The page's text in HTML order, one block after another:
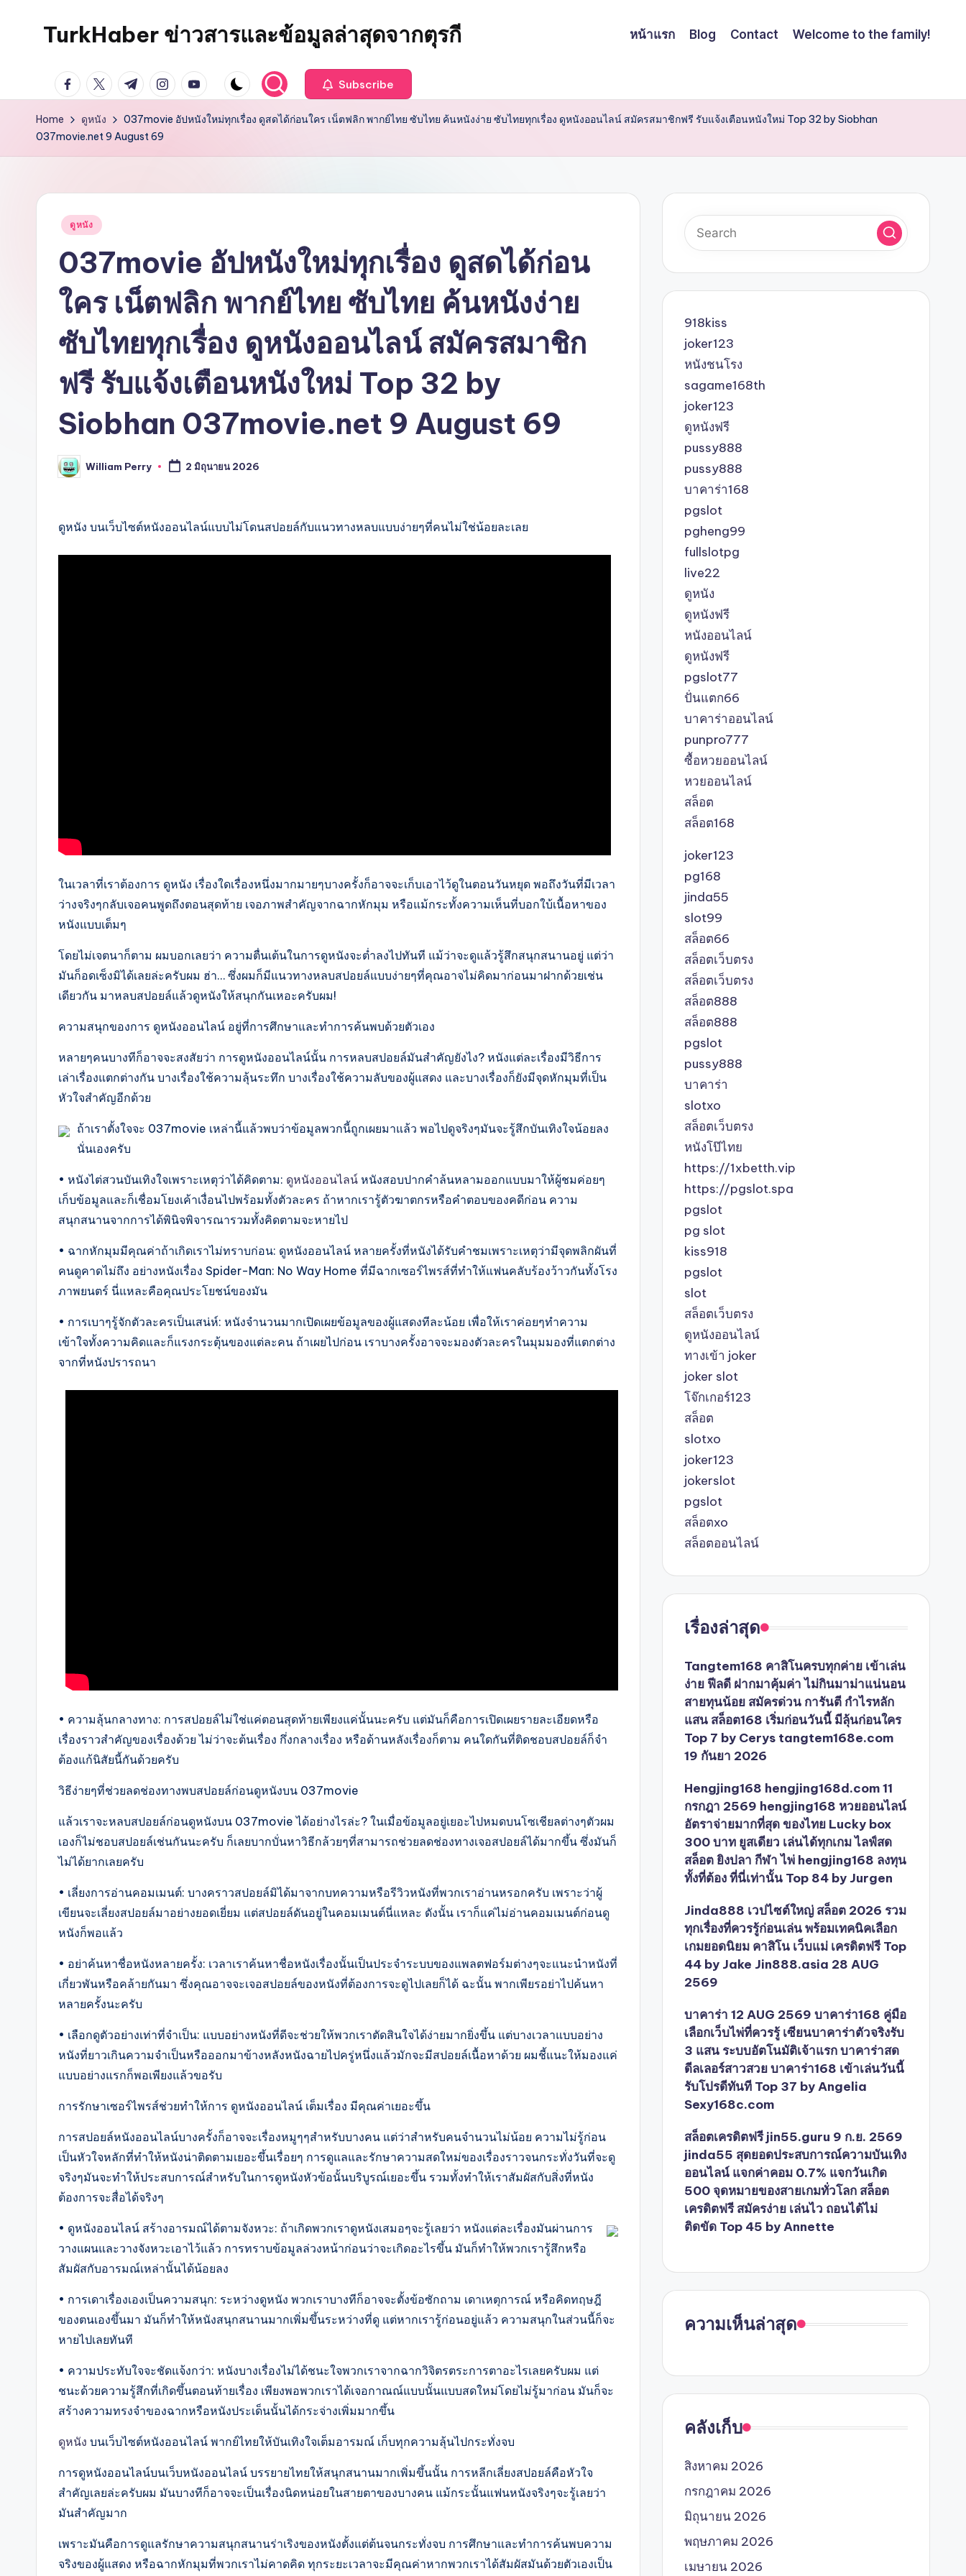
TurkHaber ข่าวสารและข้อมูลล่าสุดจากตุรกี หน้าแรก Blog Contact Welcome to the family!
facebook.com
twitter.com
t.me instagram.com
youtube.com Subscribe
Home ดูหนัง
037movie อัปหนังใหม่ทุกเรื่อง ดูสดได้ก่อนใคร เน็ตฟลิก พากย์ไทย ซับไทย ค้นหนังง่าย ซับไทยทุกเรื่อง ดูหนังออนไลน์ สมัครสมาชิกฟรี รับแจ้งเตือนหนังใหม่ Top 32 by Siobhan
037movie.net 9 August 69
Posted
ดูหนัง
037movie อัปหนังใหม่ทุกเรื่อง ดูสดได้ก่อน
ใคร เน็ตฟลิก พากย์ไทย ซับไทย ค้นหนังง่าย
ซับไทยทุกเรื่อง ดูหนังออนไลน์ สมัครสมาชิก
ฟรี รับแจ้งเตือนหนังใหม่ Top 32 by
Siobhan 037movie.net 9 August 69
Posted
by
William Perry 2 มิถุนายน 2026
ดูหนัง บนเว็บไซต์หนังออนไลน์แบบไม่โดนสปอยล์กับแนวทางหลบแบบง่ายๆที่คนไม่ใช่น้อยละเลย
ในเวลาที่เราต้องการ ดูหนัง เรื่องใดเรื่องหนึ่งมากมายๆบางครั้งก็อาจจะเก็บเอาไว้ดูในตอนวันหยุด พอถึงวันที่มีเวลา
ว่างจริงๆกลับเจอคนพูดถึงตอนสุดท้าย เจอภาพสำคัญจากฉากหักมุม หรือแม้กระทั้งความเห็นที่บอกใบ้เนื้อหาของ
หนังแบบเต็มๆ
โดยไม่เจตนาก็ตาม ผมบอกเลยว่า ความตื่นเต้นในการดูหนังจะต่ำลงไปทันที แม้ว่าจะดูแล้วรู้สึกสนุกสนานอยู่ แต่ว่า
มันก็อดเซ็งมิได้เลยล่ะครับผม ฮ่า… ซึ่งผมก็มีแนวทางหลบสปอยล์แบบง่ายๆที่คุณอาจไม่คิดมาก่อนมาฝากด้วยเช่น
เดียวกัน มาหลบสปอยล์แล้วดูหนังให้สนุกกันเหอะครับผม!
ความสนุกของการ ดูหนังออนไลน์ อยู่ที่การศึกษาและทำการค้นพบด้วยตัวเอง
หลายๆคนบางทีก็อาจจะสงสัยว่า การดูหนังออนไลน์นั้น การหลบสปอยล์มันสำคัญยังไง? หนังแต่ละเรื่องมีวิธีการ
เล่าเรื่องแตกต่างกัน บางเรื่องใช้ความลุ้นระทึก บางเรื่องใช้ความลับของผู้แสดง และบางเรื่องก็ยังมีจุดหักมุมที่เป็น
หัวใจสำคัญอีกด้วย
ถ้าเราตั้งใจจะ 037movie เหล่านี้แล้วพบว่าข้อมูลพวกนี้ถูกเผยมาแล้ว พอไปดูจริงๆมันจะรู้สึกบันเทิงใจน้อยลง
นั่นเองครับ
• หนังไต่สวนบันเทิงใจเพราะเหตุว่าได้คิดตาม: ดูหนังออนไลน์ หนังสอบปากคำล้นหลามออกแบบมาให้ผู้ชมค่อยๆ
เก็บข้อมูลและก็เชื่อมโยงเค้าเงื่อนไปพร้อมทั้งตัวละคร ถ้าหากเรารู้ตัวฆาตกรหรือคำตอบของคดีก่อน ความ
สนุกสนานจากการได้พินิจพิจารณารวมทั้งคิดตามจะหายไป
• ฉากหักมุมมีคุณค่าถ้าเกิดเราไม่ทราบก่อน: ดูหนังออนไลน์ หลายครั้งที่หนังได้รับคำชมเพราะเหตุว่ามีจุดพลิกผันที่
คนดูคาดไม่ถึง อย่างหนังเรื่อง Spider-Man: No Way Home ที่มีฉากเซอร์ไพรส์ที่ทำให้แฟนคลับร้องว้าวกันทั้งโรง
ภาพยนตร์ นี่แหละคือคุณประโยชน์ของมัน
• การเบาๆรู้จักตัวละครเป็นเสน่ห์: หนังจำนวนมากเปิดเผยข้อมูลของผู้แสดงทีละน้อย เพื่อให้เราค่อยๆทำความ
เข้าใจทั้งความคิดและก็แรงกระตุ้นของแต่ละคน ถ้าเผยไปก่อน เราบางครั้งอาจจะมองตัวละครในมุมมองที่แตกต่าง
จากที่หนังปรารถนา
• ความลุ้นกลางทาง: การสปอยล์ไม่ใช่แค่ตอนสุดท้ายเพียงแค่นั้นนะครับ แต่มันก็คือการเปิดเผยรายละเอียดหรือ
เรื่องราวสำคัญของเรื่องด้วย ไม่ว่าจะต้นเรื่อง กึ่งกลางเรื่อง หรือด้านหลังเรื่องก็ตาม คนใดกันที่ติดชอบสปอยล์ก็จำ
ต้องแก้นิสัยนี้กันด้วยครับ
วิธีง่ายๆที่ช่วยลดช่องทางพบสปอยล์ก่อนดูหนังบน 037movie
แล้วเราจะหลบสปอยล์ก่อนดูหนังบน 037movie ได้อย่างไรล่ะ? ในเมื่อข้อมูลอยู่เยอะไปหมดบนโซเชียลต่างๆตัวผม
เองก็ไม่ชอบสปอยล์เช่นกันนะครับ ก็เลยบากบั่นหาวิธีกล้วยๆที่สามารถช่วยลดช่องทางเจอสปอยล์ได้มากขึ้น ซึ่งมันก็
ไม่ได้ยากเลยครับ
• เลี่ยงการอ่านคอมเมนต์: บางคราวสปอยล์มิได้มาจากบทความหรือรีวิวหนังที่พวกเราอ่านหรอกครับ เพราะว่าผู้
เขียนจะเลี่ยงสปอยล์มาอย่างยอดเยี่ยม แต่สปอยล์ดันอยู่ในคอมเมนต์นี่แหละ ดังนั้น เราก็แค่ไม่อ่านคอมเมนต์ก่อนดู
หนังก็พอแล้ว
• อย่าค้นหาชื่อหนังหลายครั้ง: เวลาเราค้นหาชื่อหนังเรื่องนั้นเป็นประจำระบบของแพลตฟอร์มต่างๆจะแนะนำหนังที่
เกี่ยวพันหรือคล้ายกันมา ซึ่งคุณอาจจะเจอสปอยล์ของหนังที่ต้องการจะดูไปเลยก็ได้ ฉะนั้น พากเพียรอย่าไปค้นหา
หลายครั้งนะครับ
• เลือกดูตัวอย่างเท่าที่จำเป็น: แบบอย่างหนังที่ดีจะช่วยให้พวกเราตัดสินใจได้ง่ายมากยิ่งขึ้น แต่บางเวลาแบบอย่าง
หนังที่ยาวเกินความจำเป็นหรือออกมาข้างหลังหนังฉายไปครู่หนึ่งแล้วมักจะมีสปอยล์เนื้อหาด้วย ผมชี้แนะให้มองแค่
แบบอย่างแรกก็พอเพียงแล้วขอรับ
การรักษาเซอร์ไพรส์ช่วยทำให้การ ดูหนังออนไลน์ เต็มเรื่อง มีคุณค่าเยอะขึ้น
การสปอยล์หนังออนไลน์บางครั้งก็อาจจะเรื่องหมูๆๆสำหรับบางคน แต่ว่าสำหรับคนจำนวนไม่น้อย ความไม่รู้ก่อน
เป็นหัวใจหลักที่ทำให้หนังน่าติดตามเยอะขึ้นเรื่อยๆ การดูแลและรักษาความสดใหม่ของเรื่องราวจนกระทั่งวันที่จะดู
จริงๆมันจะทำให้ประสบการณ์สำหรับในการดูหนังหัวข้อนั้นบริบูรณ์เยอะขึ้น รวมทั้งทำให้เราสัมผัสกับสิ่งที่หนัง
ต้องการจะสื่อได้จริงๆ
• ดูหนังออนไลน์ สร้างอารมณ์ได้ตามจังหวะ: ถ้าเกิดพวกเราดูหนังเสมอๆจะรู้เลยว่า หนังแต่ละเรื่องมันผ่านการ
วางแผนและวางจังหวะเอาไว้แล้ว การทราบข้อมูลล่วงหน้าก่อนว่าจะเกิดอะไรขึ้น มันก็ทำให้พวกเรารู้สึกหรือ
สัมผัสกับอารมณ์เหล่านั้นได้น้อยลง
• การเดาเรื่องเองเป็นความสนุก: ระหว่างดูหนัง พวกเราบางทีก็อาจจะตั้งข้อซักถาม เดาเหตุการณ์ หรือคิดทฤษฎี
ของตนเองขึ้นมา มันก็ทำให้หนังสนุกสนานมากเพิ่มขึ้นระหว่างที่ดู แต่หากเรารู้ก่อนอยู่แล้ว ความสนุกในส่วนนี้ก็จะ
หายไปเลยทันที
• ความประทับใจจะชัดแจ้งกว่า: หนังบางเรื่องไม่ได้ชนะใจพวกเราจากฉากวิจิตรตระการตาอะไรเลยครับผม แต่
ชนะด้วยความรู้สึกที่เกิดขึ้นตอนท้ายเรื่อง เพียงพอพวกเราได้เจอกาณณ์แบบนั้นแบบสดใหม่โดยไม่รู้มาก่อน มันก็จะ
สร้างความทรงจำของฉากหรือหนังประเด็นนั้นได้กระจ่างเพิ่มมากขึ้น
ดูหนัง บนเว็บไซต์หนังออนไลน์ พากย์ไทยให้บันเทิงใจเต็มอารมณ์ เก็บทุกความลุ้นไปกระทั่งจบ
การดูหนังออนไลน์บนเว็บหนังออนไลน์ บรรยายไทยให้สนุกสนานมากเพิ่มขึ้นนั้น การหลีกเลี่ยงสปอยล์คือหัวใจ
สำคัญเลยล่ะครับผม มันบางทีก็อาจจะเป็นเรื่องนิดหน่อยในสายตาของบางคน แม้กระนั้นแฟนหนังจริงๆจะรู้เลยว่า
มันสำคัญมาก
เพราะมันคือการดูแลรักษาความสนุกสนานร่าเริงของหนังตั้งแต่ต้นจนกระทั่งจบ การศึกษาและทำการค้นพบความ
จริงของผู้แสดง หรือฉากหักมุมที่พวกเราไม่คาดคิด ทุกระยะเวลาจะมีคุณค่าหากพวกเราได้สัมผัสมันด้วยตัวเองเป็น
918kiss
joker123
หนังชนโรง
sagame168th
joker123
ดูหนังฟรี
pussy888
pussy888
บาคาร่า168
pgslot
pgheng99
fullslotpg
live22
ดูหนัง
ดูหนังฟรี
หนังออนไลน์
ดูหนังฟรี
pgslot77
ปั่นแตก66
บาคาร่าออนไลน์
punpro777
ซื้อหวยออนไลน์
หวยออนไลน์
สล็อต
สล็อต168
joker123
pg168
jinda55
slot99
สล็อต66
สล็อตเว็บตรง
สล็อตเว็บตรง
สล็อต888
สล็อต888
pgslot
pussy888
บาคาร่า
slotxo
สล็อตเว็บตรง
หนังโป๊ไทย
https://1xbetth.vip
https://pgslot.spa
pgslot
pg slot
kiss918
pgslot
slot
สล็อตเว็บตรง
ดูหนังออนไลน์
ทางเข้า joker
joker slot
โจ๊กเกอร์123
สล็อต
slotxo
joker123
jokerslot
pgslot
สล็อตxo
สล็อตออนไลน์
เรื่องล่าสุด
Tangtem168 คาสิโนครบทุกค่าย เข้าเล่น
ง่าย ฟีลดี ฝากมาคุ้มค่า ไม่กินมาม่าแน่นอน
สายทุนน้อย สมัครด่วน การันตี กำไรหลัก
แสน สล็อต168 เริ่มก่อนวันนี้ มีลุ้นก่อนใคร
Top 7 by Cerys tangtem168e.com
19 กันยา 2026
Hengjing168 hengjing168d.com 11
กรกฎา 2569 hengjing168 หวยออนไลน์
อัตราจ่ายมากที่สุด ของไทย Lucky box
300 บาท ยูสเดียว เล่นได้ทุกเกม ไลฟ์สด
สล็อต ยิงปลา กีฬา ไพ่ hengjing168 ลงทุน
ทั้งที่ต้อง ที่นี่เท่านั้น Top 84 by Jurgen
Jinda888 เวปไซต์ใหญ่ สล็อต 2026 รวม
ทุกเรื่องที่ควรรู้ก่อนเล่น พร้อมเทคนิคเลือก
เกมยอดนิยม คาสิโน เว็บแม่ เครดิตฟรี Top
44 by Jake Jin888.asia 28 AUG
2569
บาคาร่า 12 AUG 2569 บาคาร่า168 คู่มือ
เลือกเว็บไพ่ที่ควรรู้ เซียนบาคาร่าตัวจริงรับ
3 แสน ระบบอัตโนมัติเจ้าแรก บาคาร่าสด
ดีลเลอร์สาวสวย บาคาร่า168 เข้าเล่นวันนี้
รับโปรดีทันที Top 37 by Angelia
Sexy168c.com
สล็อตเครดิตฟรี jin55.guru 9 ก.ย. 2569
jinda55 สุดยอดประสบการณ์ความบันเทิง
ออนไลน์ แจกค่าคอม 0.7% แจกวันเกิด
500 จุดหมายของสายเกมทั่วโลก สล็อต
เครดิตฟรี สมัครง่าย เล่นไว ถอนได้ไม่
ติดขัด Top 45 by Annette
ความเห็นล่าสุด
คลังเก็บ
สิงหาคม 2026
กรกฎาคม 2026
มิถุนายน 2026
พฤษภาคม 2026
เมษายน 2026